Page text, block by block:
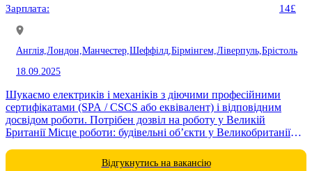
Зарплата: 14£
Англія, Лондон, Манчестер, Шеффілд, Бірмінгем, Ліверпуль, Брістоль
18.09.2025
Шукаємо електриків і механіків з діючими професійними
сертифікатами (SPA / CSCS або еквівалент) і відповідним
досвідом роботи. Потрібен дозвіл на роботу у Великій
Британії Місце роботи: будівельні об’єкти у Великобританії
Відгукнутись на вакансію